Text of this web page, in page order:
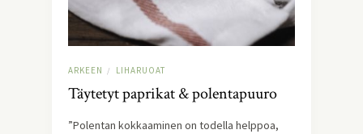
ARKEEN / LIHARUOAT
Täytetyt paprikat & polentapuuro
”Polentan kokkaaminen on todella helppoa,